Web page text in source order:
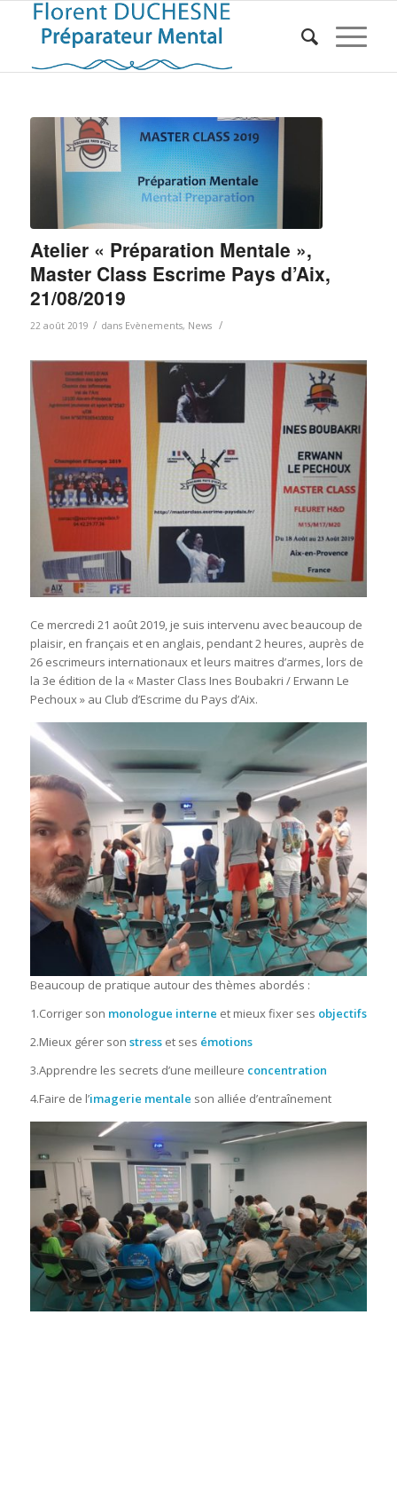
Atelier « Préparation Mentale »,
Master Class Escrime Pays d’Aix,
21/08/2019
22 août 2019 / dans Evènements, News /
Ce mercredi 21 août 2019, je suis intervenu avec beaucoup de
plaisir, en français et en anglais,pendant 2 heures, auprès de
26 escrimeurs internationaux et leurs maitres d’armes, lors de
la 3e édition de la « Master Class Ines Boubakri / Erwann Le
Pechoux » au Club d’Escrime du Pays d’Aix.
Beaucoup de pratique autour des thèmes abordés :
1.Corriger son monologue interne et mieux fixer ses objectifs
2.Mieux gérer son stresset ses émotions
3.Apprendre les secrets d’une meilleure concentration
4.Faire de l’imagerie mentale son alliée d’entraînement